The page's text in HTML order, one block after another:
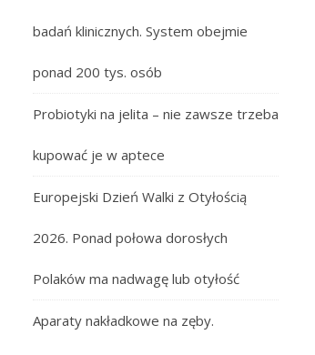
badań klinicznych. System obejmie
ponad 200 tys. osób
Probiotyki na jelita – nie zawsze trzeba
kupować je w aptece
Europejski Dzień Walki z Otyłością
2026. Ponad połowa dorosłych
Polaków ma nadwagę lub otyłość
Aparaty nakładkowe na zęby.